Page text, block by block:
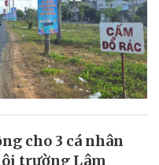
cho 3 cá nhân
trường Lâm